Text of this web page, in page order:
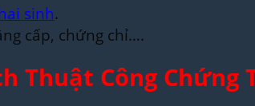
sinh.
cấp, chứng chỉ….
Thuật Công Chứng